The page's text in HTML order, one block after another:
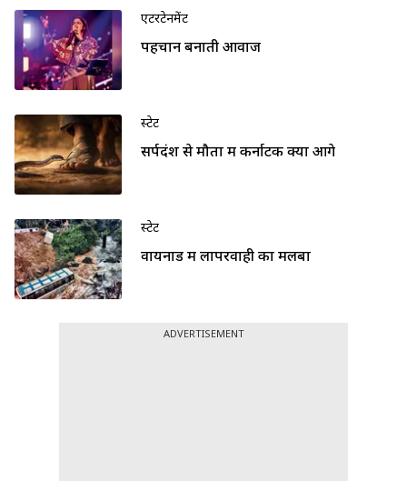
एंटरटेनमेंट
पहचान बनाती आवाज
स्टेट
सर्पदंश से मौतों में कर्नाटक क्यों आगे
स्टेट
वायनाड में लापरवाही का मलबा
ADVERTISEMENT